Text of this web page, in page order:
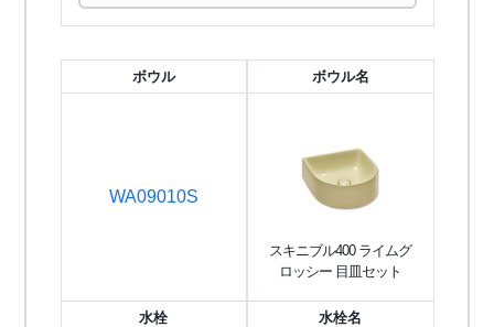
ボウル
WA09010S
ボウル名
スキニブル400 ライムグ
ロッシー 目皿セット
水栓 水栓名